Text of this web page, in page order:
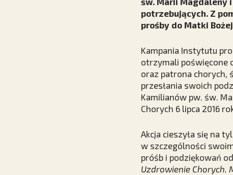
potrzebujących. Z
prośby do Matki
Kampania Instytutu
otrzymali poświęcone
oraz patrona chorych,
przesłania swoich
Kamilianów pw. św.
Chorych 6 lipca 2016
Akcja cieszyła się na
w szczególności
próśb i podziękowań
Uzdrowienie Chorych.